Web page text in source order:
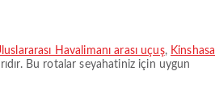
Havalimanı arası uçuş, Kinshasa
Bu rotalar seyahatiniz için uygun